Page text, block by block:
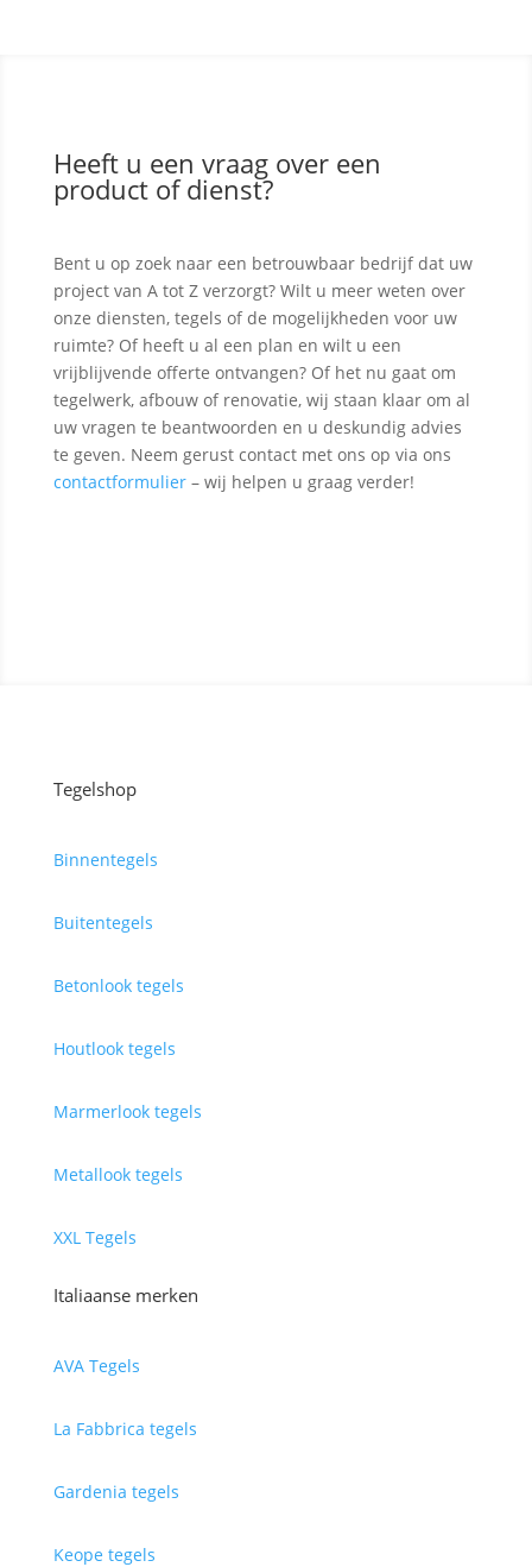
Heeft u een vraag over een
product of dienst?
Bent u op zoek naar een betrouwbaar bedrijf dat uw
project van A tot Z verzorgt? Wilt u meer weten over
onze diensten, tegels of de mogelijkheden voor uw
ruimte? Of heeft u al een plan en wilt u een
vrijblijvende offerte ontvangen? Of het nu gaat om
tegelwerk, afbouw of renovatie, wij staan klaar om al
uw vragen te beantwoorden en u deskundig advies
te geven. Neem gerust contact met ons op via ons
contactformulier– wij helpen u graag verder!
Tegelshop
Binnentegels
Buitentegels
Betonlook tegels
Houtlook tegels
Marmerlook tegels
Metallook tegels
XXL Tegels
Italiaanse merken
AVA Tegels
La Fabbrica tegels
Gardenia tegels
Keope tegels